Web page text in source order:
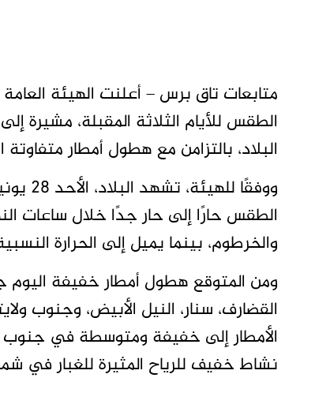
متابعات تاق برس – أعلنت الهيئة
الطقس للأيام الثلاثة المقبلة،
البلاد، بالتزامن مع هطول أمطار متفاوتة
الطقس حارًا إلى حار جدًا خلال ساعات
والخرطوم، بينما يميل إلى الحرارة
ومن المتوقع هطول أمطار خفيفة اليوم
القضارف، سنار، النيل الأبيض، وجنوب
الأمطار إلى خفيفة ومتوسطة في
نشاط خفيف للرياح المثيرة للغبار في